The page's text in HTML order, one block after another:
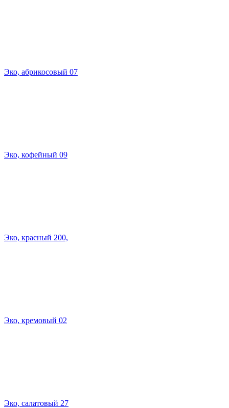
Эко, абрикосовый 07
Эко, кофейный 09
Эко, красный 200,
Эко, кремовый 02
Эко, салатовый 27